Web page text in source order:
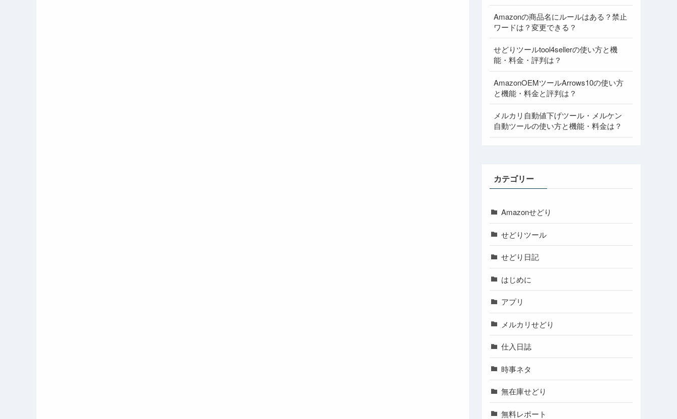
Amazonの商品名にルールはある？禁止
ワードは？変更できる？
せどりツールtool4sellerの使い方と機
能・料金・評判は？
AmazonOEMツールArrows10の使い方
と機能・料金と評判は？
メルカリ自動値下げツール・メルケン
自動ツールの使い方と機能・料金は？
カテゴリー
Amazonせどり
せどりツール
せどり日記
はじめに
アプリ
メルカリせどり
仕入日誌
時事ネタ
無在庫せどり
無料レポート